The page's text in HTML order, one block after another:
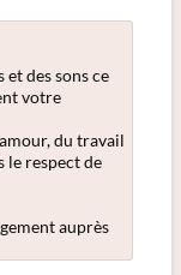
et des sons ce
votre
du travail
le respect de
auprès